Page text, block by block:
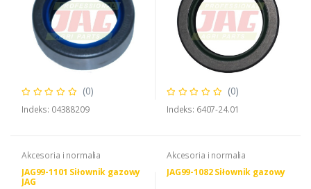
(0)
Indeks: 04388209
(0)
Indeks: 6407-24.01
Akcesoria i normalia
JAG99-1101 Siłownik gazowy
JAG
Akcesoria i normalia
JAG99-1082 Siłownik gazowy